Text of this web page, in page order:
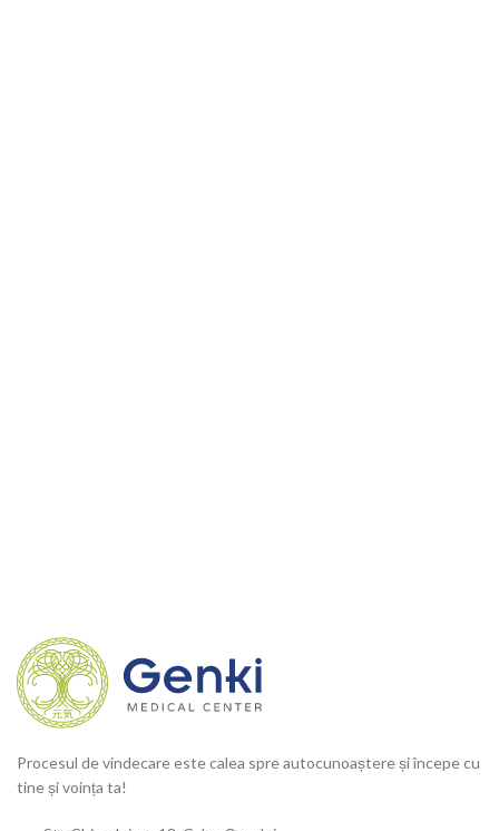
Procesul de vindecare este calea spre autocunoaștere și începe cu
tine și voința ta!